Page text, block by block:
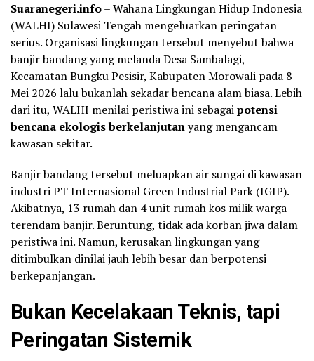
Suaranegeri.info– Wahana Lingkungan Hidup Indonesia
(WALHI) Sulawesi Tengah mengeluarkan peringatan
serius. Organisasi lingkungan tersebut menyebut bahwa
banjir bandang yang melanda Desa Sambalagi,
Kecamatan Bungku Pesisir, Kabupaten Morowali pada 8
Mei 2026 lalu bukanlah sekadar bencana alam biasa. Lebih
dari itu, WALHI menilai peristiwa ini sebagaipotensi
bencana ekologis berkelanjutanyang mengancam
kawasan sekitar.
Banjir bandang tersebut meluapkan air sungai di kawasan
industri PT Internasional Green Industrial Park (IGIP).
Akibatnya, 13 rumah dan 4 unit rumah kos milik warga
terendam banjir. Beruntung, tidak ada korban jiwa dalam
peristiwa ini. Namun, kerusakan lingkungan yang
ditimbulkan dinilai jauh lebih besar dan berpotensi
berkepanjangan.
Bukan Kecelakaan Teknis, tapi
Peringatan Sistemik